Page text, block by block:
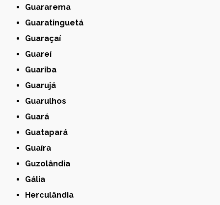
Guararema
Guaratinguetá
Guaraçaí
Guareí
Guariba
Guarujá
Guarulhos
Guará
Guatapará
Guaíra
Guzolândia
Gália
Herculândia